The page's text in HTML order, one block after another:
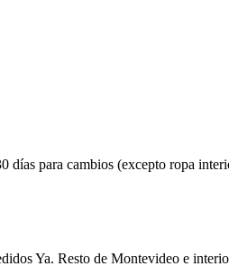
para cambios (excepto ropa
Ya. Resto de Montevideo e